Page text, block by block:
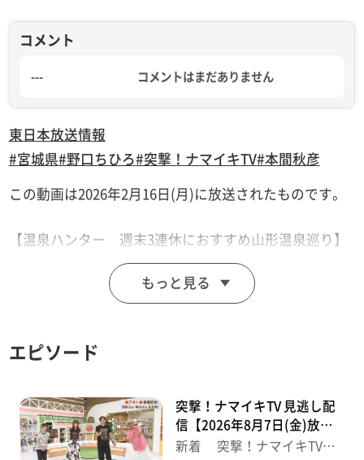
コメント
--- コメントはまだありません
東日本放送情報
#宮城県#野口ちひろ#突撃！ナマイキTV#本間秋彦
この動画は2026年2月16日(月)に放送されたものです。
【温泉ハンター 週末3連休におすすめ山形温泉巡り】
天童最上川温泉ゆぴあ 月山志津温泉
【突撃！ナマイキカカク】
【住所】東松島市矢本関の内52
【電話番号】0225-82-6001
【ナマなキッチン】
もっと見る
エピソード
突撃！ナマイキTV 見逃し配
信【2026年8月7日(金)放送
分】
新着 突撃！ナマイキTV